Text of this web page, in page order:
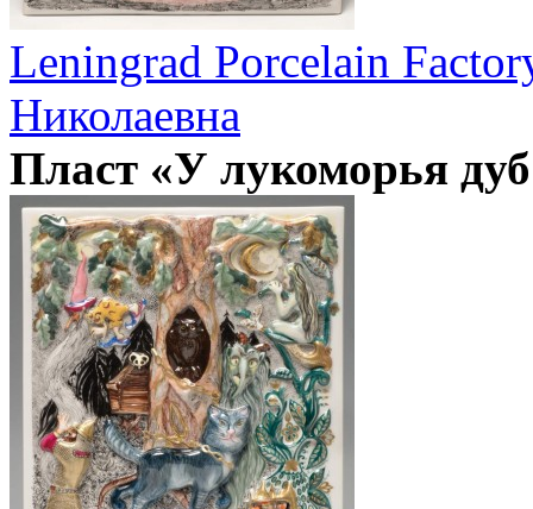
Leningrad Porcelain
Николаевна
Пласт «У лукоморья